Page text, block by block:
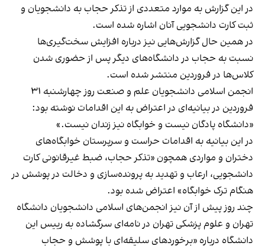
در این گزارش به موارد متعددی از تذکر حجاب به دانشجویان و
ثبت کارت دانشجویی آنان اشاره شده است.
در همین حال گزارش‌هایی نیز درباره افزایش سخت‌گیری‌ها
نسبت به حجاب در دانشگاه‌های دیگر پس از حضوری شدن
کلاس‌ها در فروردین منتشر شده است.
انجمن اسلامی دانشجویان علم و صنعت روز چهارشنبه ۳۱
فروردین در بیانیه‌ای در اعتراض به این اقدامات نوشته بود:
«دانشگاه پادگان نیست و خوابگاه نیز زندان نیست.»
در این بیانیه به اقدامات حراست و سرپرستان خوابگاه‌های
دختران و مواردی همچون «تذکر حجاب، ضبط غیرقانونی کارت
دانشجویی، ارعاب و تهدید به پرونده‌سازی و دخالت در پوشش در
هنگام ترک خوابگاه» اعتراض شده بود.
چند روز پیش از آن نیز انجمن‌های اسلامی دانشجویان دانشگاه
تهران و علوم پزشکی تهران در نامه‌ای سرگشاده به رییس این
دانشگاه درباره‌ «برخوردهای سلیقه‌ای با پوشش و حجاب